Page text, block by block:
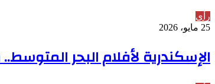
رأي
25 مايو، 2026
الإسكندرية لأفلام البحر